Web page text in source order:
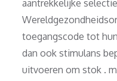
aantrekkelijke
toegangscode tot
dan ook stimulans
uitvoeren om stok .